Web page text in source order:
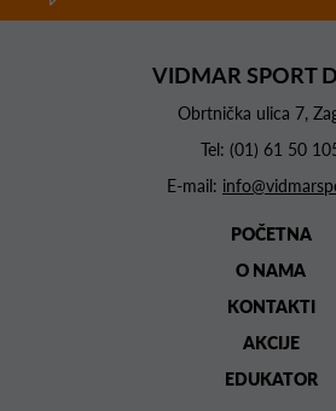
VIDMAR SPORT
Obrtnička ulica 7,
Tel: (01) 61 50
E-mail:
POČETNA
O NAMA
KONTAKTI
AKCIJE
EDUKATOR